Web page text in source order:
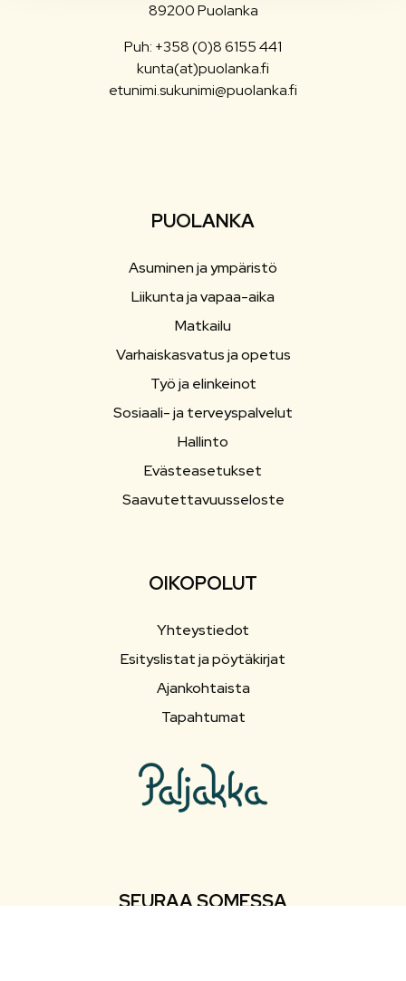
89200 Puolanka
Puh: +358 (0)8 6155 441
kunta(at)puolanka.fi
etunimi.sukunimi@puolanka.fi
PUOLANKA
Asuminen ja ympäristö
Liikunta ja vapaa-aika
Matkailu
Varhaiskasvatus ja opetus
Työ ja elinkeinot
Sosiaali- ja terveyspalvelut
Hallinto
Evästeasetukset
Saavutettavuusseloste
OIKOPOLUT
Yhteystiedot
Esityslistat ja pöytäkirjat
Ajankohtaista
Tapahtumat
SEURAA SOMESSA